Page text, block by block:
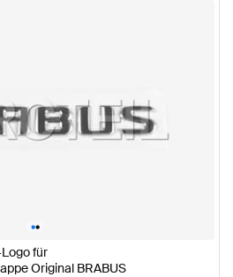
••
für
Original BRABUS